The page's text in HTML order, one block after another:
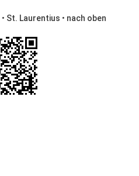
• St. Laurentius • nach oben